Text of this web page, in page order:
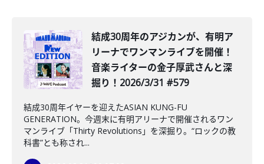
結成30周年のアジカンが、有明ア
リーナでワンマンライブを開催！
音楽ライターの金子厚武さんと深
掘り！2026/3/31 #579
結成30周年イヤーを迎えたASIAN KUNG-FU
GENERATION。今週末に有明アリーナで開催されるワン
マンライブ「Thirty Revolutions」を深掘り。“ロックの教
科書”とも称され...